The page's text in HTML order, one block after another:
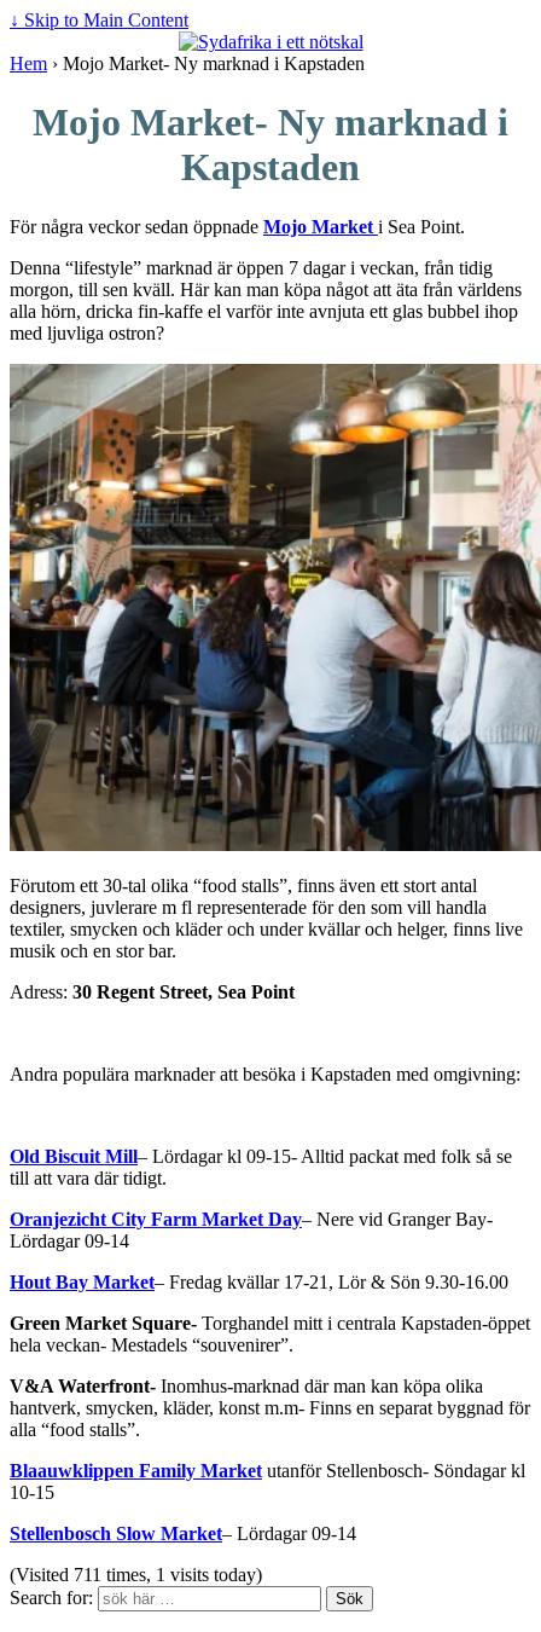
↓ Skip to Main Content
Hem › Mojo Market- Ny marknad i Kapstaden
Mojo Market- Ny marknad i
Kapstaden
För några veckor sedan öppnade Mojo Market i Sea Point.
Denna “lifestyle” marknad är öppen 7 dagar i veckan, från tidig
morgon, till sen kväll. Här kan man köpa något att äta från världens
alla hörn, dricka fin-kaffe el varför inte avnjuta ett glas bubbel ihop
med ljuvliga ostron?
Förutom ett 30-tal olika “food stalls”, finns även ett stort antal
designers, juvlerare m fl representerade för den som vill handla
textiler, smycken och kläder och under kvällar och helger, finns live
musik och en stor bar.
Adress: 30 Regent Street, Sea Point
Andra populära marknader att besöka i Kapstaden med omgivning:
Old Biscuit Mill– Lördagar kl 09-15- Alltid packat med folk så se
till att vara där tidigt.
Oranjezicht City Farm Market Day– Nere vid Granger Bay-
Lördagar 09-14
Hout Bay Market– Fredag kvällar 17-21, Lör & Sön 9.30-16.00
Green Market Square- Torghandel mitt i centrala Kapstaden-öppet
hela veckan- Mestadels “souvenirer”.
V&A Waterfront- Inomhus-marknad där man kan köpa olika
hantverk, smycken, kläder, konst m.m- Finns en separat byggnad för
alla “food stalls”.
Blaauwklippen Family Market utanför Stellenbosch- Söndagar kl
10-15
Stellenbosch Slow Market– Lördagar 09-14
(Visited 711 times, 1 visits today)
Search for: